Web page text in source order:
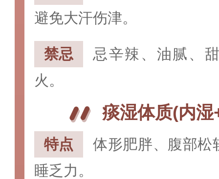
避免大汗伤津。
禁忌
忌辛辣、油腻、
火。
痰湿体质(内湿
特点‌
体形肥胖、腹部松
睡乏力。